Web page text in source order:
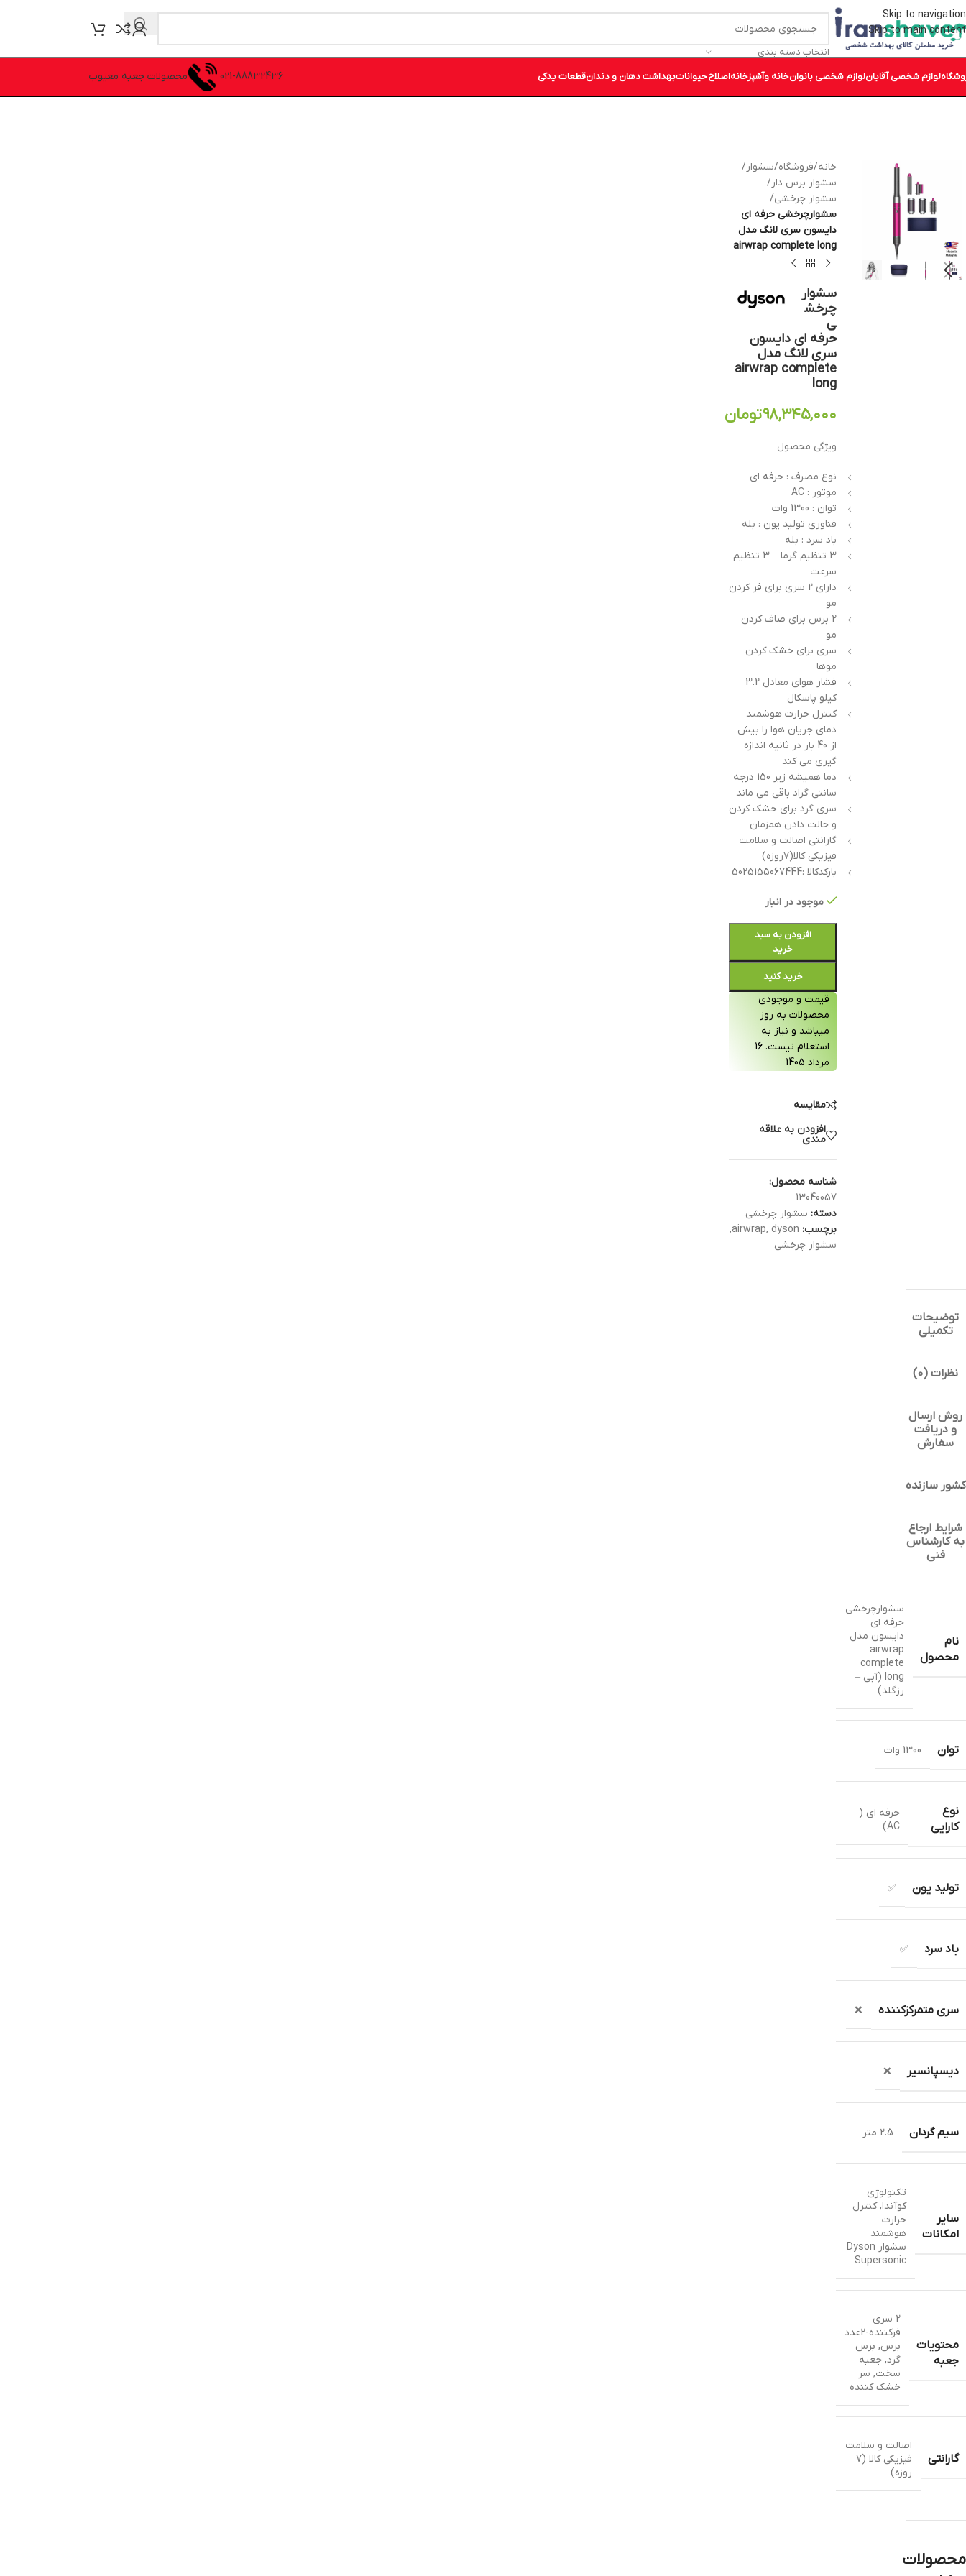
Skip to navigation
Skip to main content
انتخاب دسته بندی
لوازم شخصی آقایانلوازم شخصی بانوانخانه وآشپزخانهاصلاح حیواناتبهداشت دهان و دندانقطعات یدکی 021-88832436 محصولات جعبه معیوب
خانه/فروشگاه/سشوار/
سشوار برس دار/
سشوار چرخشی/
سشوارچرخشی حرفه ای
دایسون سری لانگ مدل
airwrap complete long
سشوار
چرخش
ی
حرفه ای دایسون
سری لانگ مدل
airwrap complete
long
۹۸,۳۴۵,۰۰۰تومان
ویژگی محصول
نوع مصرف : حرفه ای
موتور : AC
توان : 1300 وات
فناوری تولید یون : بله
باد سرد : بله
3 تنظیم گرما – 3 تنظیم
سرعت
دارای 2 سری برای فر کردن
مو
2 برس برای صاف کردن
مو
سری برای خشک کردن
موها
فشار هوای معادل 3.2
کیلو پاسکال
کنترل حرارت هوشمند
دمای جریان هوا را بیش
از 40 بار در ثانیه اندازه
گیری می کند
دما همیشه زیر 150 درجه
سانتی گراد باقی می ماند
سری گرد برای خشک کردن
و حالت دادن همزمان
گارانتی اصالت و سلامت
فیزیکی کالا(۷روزه)
بارکدکالا :5025155067444
موجود در انبار
افزودن به سبد
خرید
خرید کنید
قیمت و موجودی
محصولات به روز
میباشد و نیاز به
استعلام نیست. 16
مرداد 1405
مقایسه
افزودن به علاقه
مندی
شناسه محصول:
13040057
دسته: سشوار چرخشی
برچسب:
airwrap, dyson
,
سشوار چرخشی
توضیحات
تکمیلی
نظرات (0)
روش ارسال
و دریافت
سفارش
کشور سازنده
شرایط ارجاع
به کارشناس
فنی
نام
محصول
سشوارچرخشی
حرفه ای
دایسون مدل
airwrap
complete
long (آبی –
رزگلد)
توان 1300 وات
نوع
کارایی
حرفه ای (
AC)
تولید یون ✅
باد سرد ✅
سری متمرکزکننده ❌
دیسپانسیر ❌
سیم گردان 2.5 متر
سایر
امکانات
تکنولوژی
کوآندا,کنترل
حرارت
هوشمند
سشوار Dyson
Supersonic
محتویات
جعبه
2 سری
فرکننده-2عدد
برس, برس
گرد, جعبه
سخت, سر
خشک کننده
گارانتی
اصالت و سلامت
فیزیکی کالا (7
روزه)
محصولات